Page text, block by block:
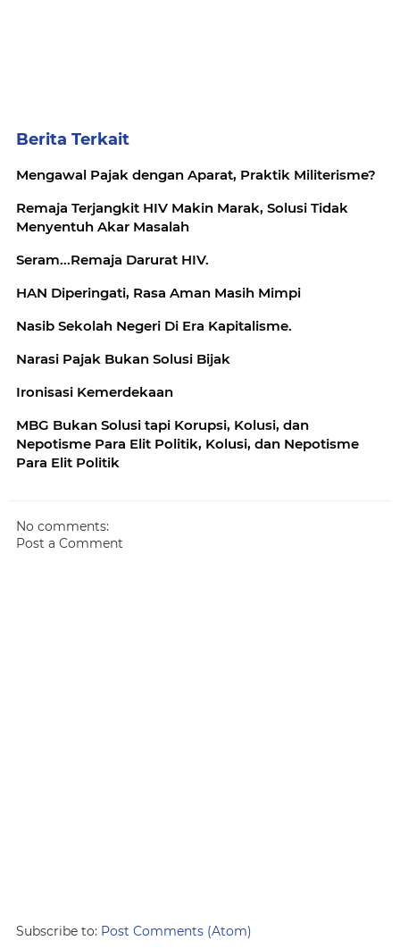
Berita Terkait
Mengawal Pajak dengan Aparat, Praktik Militerisme?
Remaja Terjangkit HIV Makin Marak, Solusi Tidak
Menyentuh Akar Masalah
Seram...Remaja Darurat HIV.
HAN Diperingati, Rasa Aman Masih Mimpi
Nasib Sekolah Negeri Di Era Kapitalisme.
Narasi Pajak Bukan Solusi Bijak
Ironisasi Kemerdekaan
MBG Bukan Solusi tapi Korupsi, Kolusi, dan
Nepotisme Para Elit Politik, Kolusi, dan Nepotisme
Para Elit Politik
No comments:
Post a Comment
Subscribe to: Post Comments (Atom)